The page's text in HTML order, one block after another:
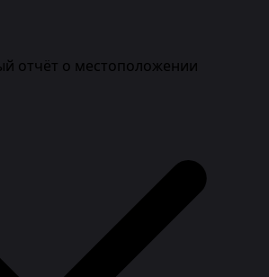
отчёт о местоположении